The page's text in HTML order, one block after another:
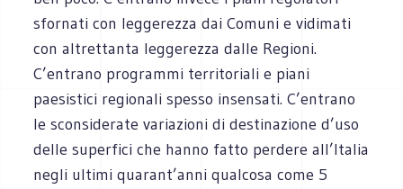
sfornati con leggerezza dai Comuni e vidimati
con altrettanta leggerezza dalle Regioni.
C’entrano programmi territoriali e piani
paesistici regionali spesso insensati. C’entrano
le sconsiderate variazioni di destinazione d’uso
delle superfici che hanno fatto perdere all’Italia
negli ultimi quarant’anni qualcosa come 5